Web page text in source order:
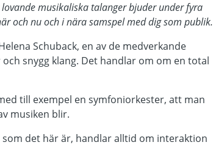
musikaliska talanger bjuder under fyra
och nu och i nära samspel med dig som publik.
Schuback, en av de medverkande
snygg klang. Det handlar om om en total
till exempel en symfoniorkester, att man
musiken blir.
som det här är, handlar alltid om interaktion